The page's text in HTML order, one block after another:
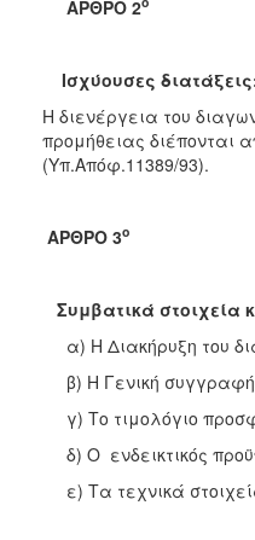
ΑΡΘΡΟ 2
Ισχύουσες
Η διενέργεια του
προμήθειας διέπονται
(Υπ.Απόφ.11389/93).
ΑΡΘΡΟ 3ο
Συμβατικά στοιχεία
α) Η Διακήρυξη του
β) Η Γενική
γ) Το τιμολόγιο
δ) Ο ενδεικτικός
ε) Τα τεχνικά